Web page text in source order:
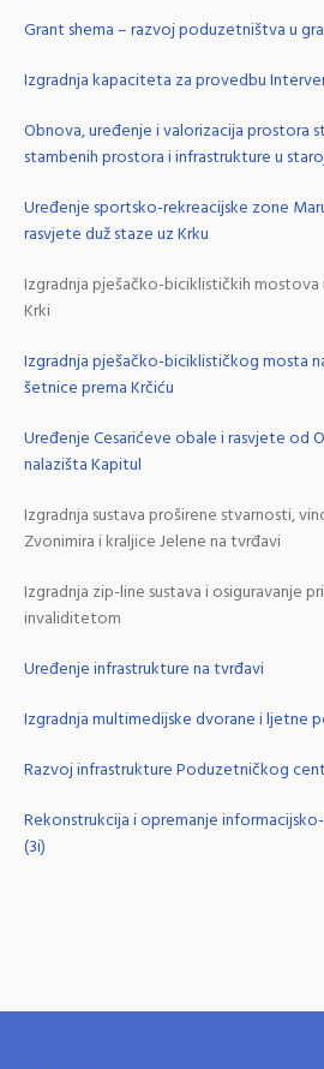
Grant shema – razvoj poduzetništva u
Izgradnja kapaciteta za provedbu
Obnova, uređenje i valorizacija prostora
stambenih prostora i infrastrukture u
Uređenje sportsko-rekreacijske zone
rasvjete duž staze uz Krku
Izgradnja pješačko-biciklističkih mostova
Krki
Izgradnja pješačko-biciklističkog mosta
šetnice prema Krčiću
Uređenje Cesarićeve obale i rasvjete od
nalazišta Kapitul
Izgradnja sustava proširene stvarnosti,
Zvonimira i kraljice Jelene na tvrđavi
Izgradnja zip-line sustava i osiguravanje
invaliditetom
Uređenje infrastrukture na tvrđavi
Izgradnja multimedijske dvorane i ljetne
Razvoj infrastrukture Poduzetničkog
Rekonstrukcija i opremanje
(3i)